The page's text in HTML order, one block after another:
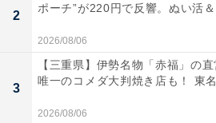
2
ポーチ”が220円で反響。ぬい活＆
2026/08/06
3
【三重県】伊勢名物「赤福」の
唯一のコメダ大判焼き店も！ 東
2026/08/06